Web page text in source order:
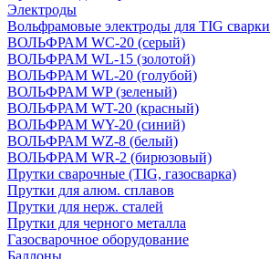
Электроды
Вольфрамовые электроды для TIG сварки
ВОЛЬФРАМ WC-20 (серый)
ВОЛЬФРАМ WL-15 (золотой)
ВОЛЬФРАМ WL-20 (голубой)
ВОЛЬФРАМ WP (зеленый)
ВОЛЬФРАМ WT-20 (красный)
ВОЛЬФРАМ WY-20 (синий)
ВОЛЬФРАМ WZ-8 (белый)
ВОЛЬФРАМ WR-2 (бирюзовый)
Прутки сварочные (TIG, газосварка)
Прутки для алюм. сплавов
Прутки для нерж. сталей
Прутки для черного металла
Газосварочное оборудование
Баллоны